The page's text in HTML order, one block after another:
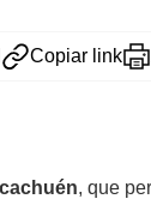
Copiar link
, que